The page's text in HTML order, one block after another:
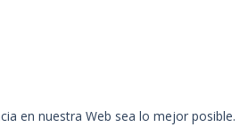
en nuestra Web sea lo mejor posible.